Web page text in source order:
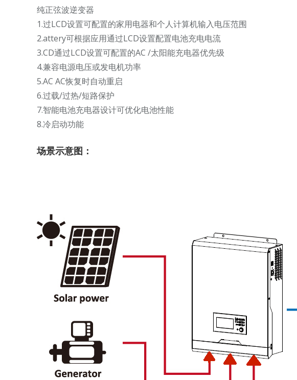
纯正弦波逆变器
1.过LCD设置可配置的家用电器和个人计算机输入电压范围
2.attery可根据应用通过LCD设置配置电池充电电流
3.CD通过LCD设置可配置的AC /太阳能充电器优先级
4.兼容电源电压或发电机功率
5.AC AC恢复时自动重启
6.过载/过热/短路保护
7.智能电池充电器设计可优化电池性能
8.冷启动功能
场景示意图：